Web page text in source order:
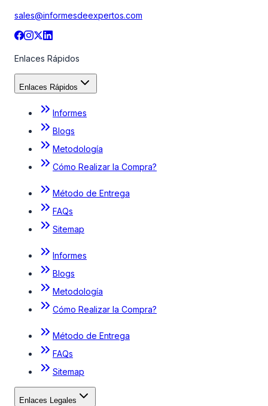
sales@informesdeexpertos.com
Enlaces Rápidos
Enlaces Rápidos
Informes
Blogs
Metodología
Cómo Realizar la Compra?
Método de Entrega
FAQs
Sitemap
Informes
Blogs
Metodología
Cómo Realizar la Compra?
Método de Entrega
FAQs
Sitemap
Enlaces Legales